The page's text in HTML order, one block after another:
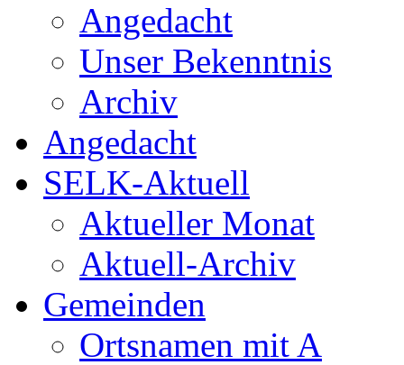
Angedacht
Unser Bekenntnis
Archiv
Angedacht
SELK-Aktuell
Aktueller Monat
Aktuell-Archiv
Gemeinden
Ortsnamen mit A